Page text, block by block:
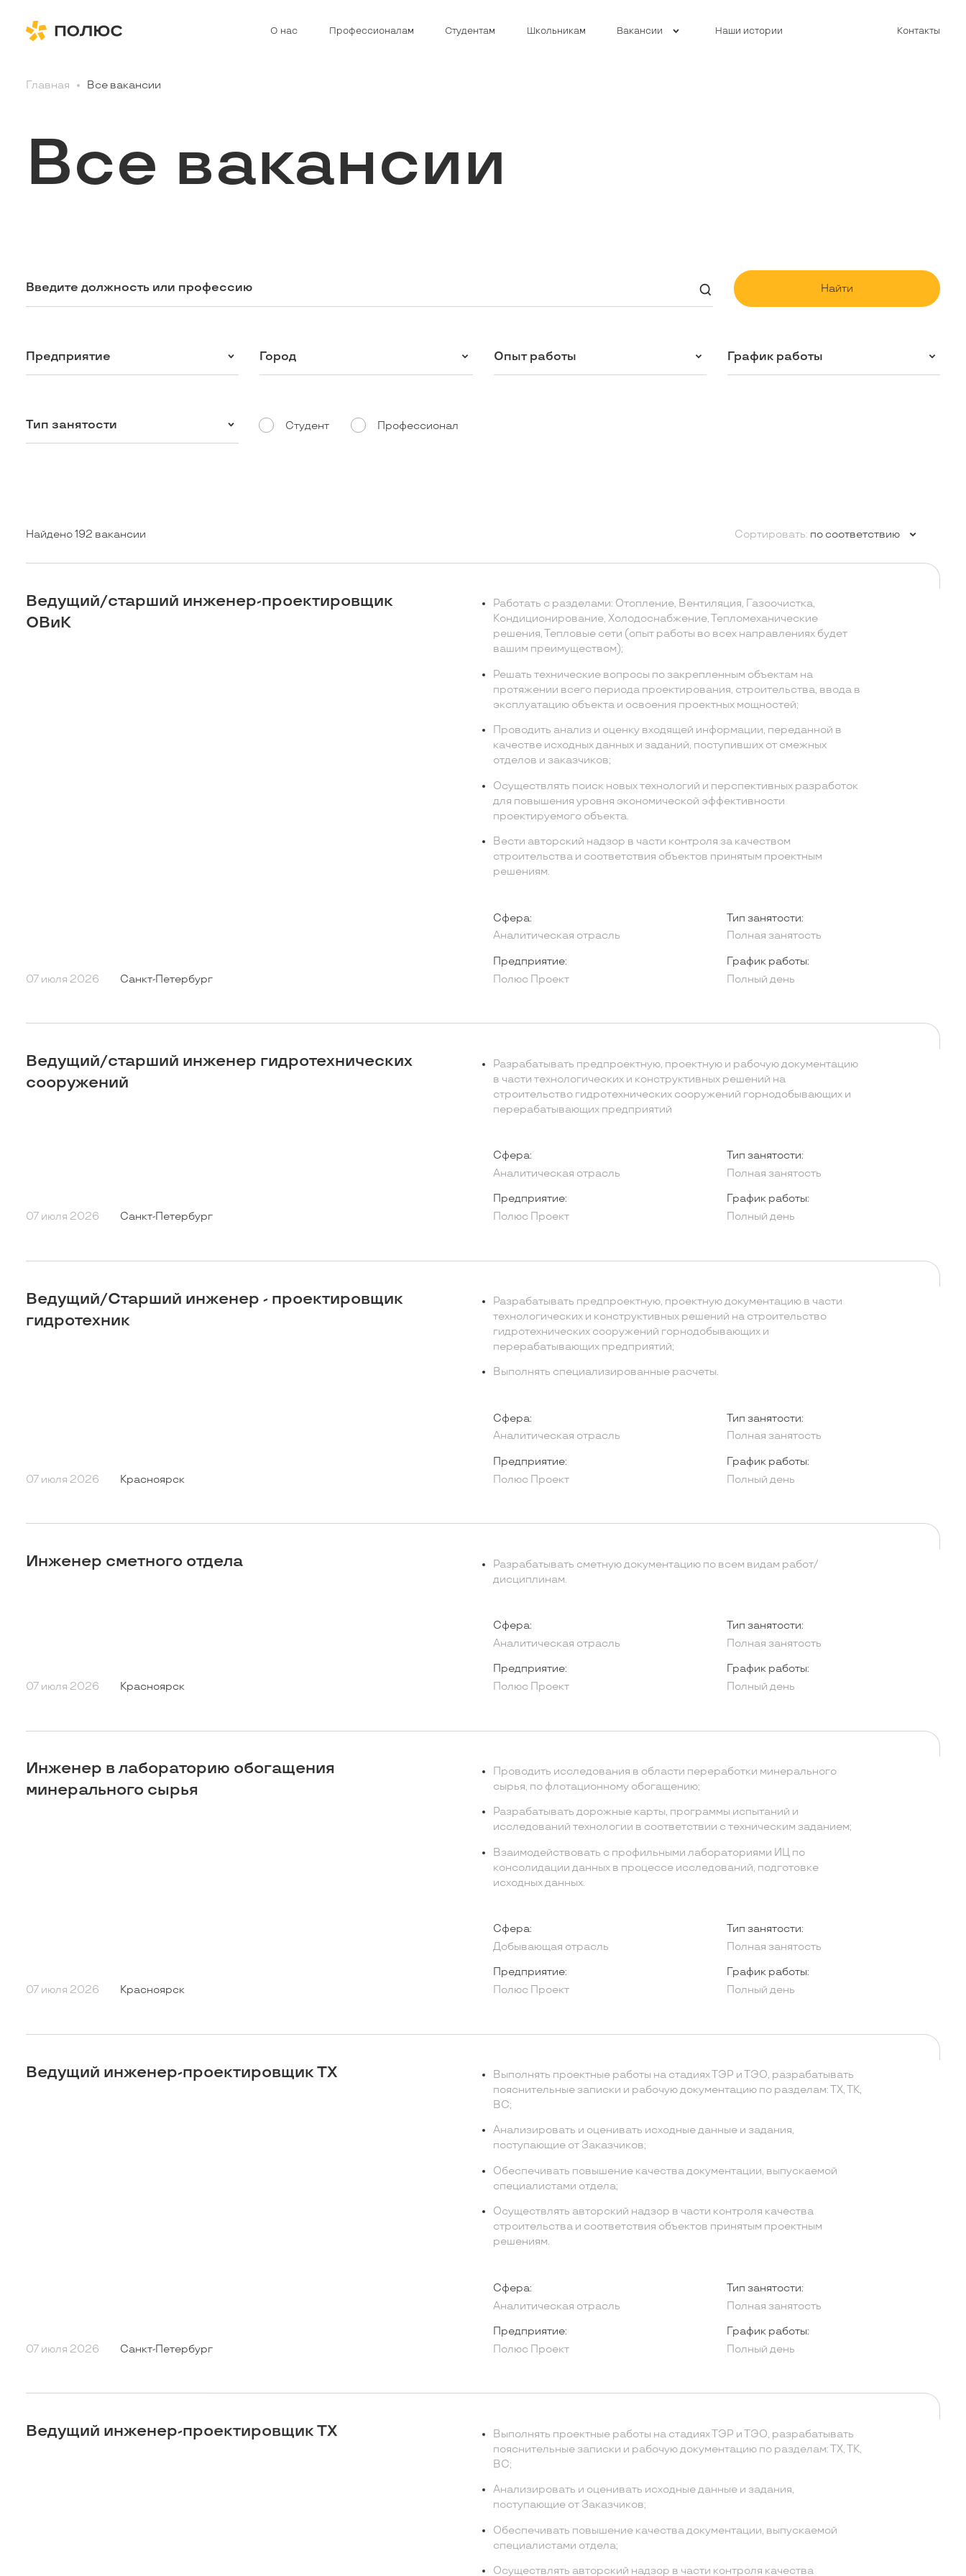
О нас Профессионалам Студентам Школьникам Вакансии Наши истории Контакты
Главная Все вакансии
Все вакансии
Найти
Предприятие Город Опыт работы График работы
Тип занятости Студент Профессионал
Сортировать: по соответствию
Найдено 192 вакансии
Ведущий/старший инженер-проектировщик
ОВиК
Работать с разделами: Отопление, Вентиляция, Газоочистка,
Кондиционирование, Холодоснабжение, Тепломеханические
решения, Тепловые сети (опыт работы во всех направлениях будет
вашим преимуществом);
Решать технические вопросы по закрепленным объектам на
протяжении всего периода проектирования, строительства, ввода в
эксплуатацию объекта и освоения проектных мощностей;
Проводить анализ и оценку входящей информации, переданной в
качестве исходных данных и заданий, поступивших от смежных
отделов и заказчиков;
Осуществлять поиск новых технологий и перспективных разработок
для повышения уровня экономической эффективности
проектируемого объекта.
Вести авторский надзор в части контроля за качеством
строительства и соответствия объектов принятым проектным
решениям.
Сфера:
Аналитическая отрасль
Тип занятости:
Полная занятость
Предприятие:
Полюс Проект
График работы:
Полный день
07 июля 2026 Санкт-Петербург
Ведущий/старший инженер гидротехнических
сооружений
Разрабатывать предпроектную, проектную и рабочую документацию
в части технологических и конструктивных решений на
строительство гидротехнических сооружений горнодобывающих и
перерабатывающих предприятий
Сфера:
Аналитическая отрасль
Тип занятости:
Полная занятость
Предприятие:
Полюс Проект
График работы:
Полный день
07 июля 2026 Санкт-Петербург
Ведущий/Старший инженер - проектировщик
гидротехник
Разрабатывать предпроектную, проектную документацию в части
технологических и конструктивных решений на строительство
гидротехнических сооружений горнодобывающих и
перерабатывающих предприятий;
Выполнять специализированные расчеты.
Сфера:
Аналитическая отрасль
Тип занятости:
Полная занятость
Предприятие:
Полюс Проект
График работы:
Полный день
07 июля 2026 Красноярск
Инженер сметного отдела
Разрабатывать сметную документацию по всем видам работ/
дисциплинам.
Сфера:
Аналитическая отрасль
Тип занятости:
Полная занятость
Предприятие:
Полюс Проект
График работы:
Полный день
07 июля 2026 Красноярск
Инженер в лабораторию обогащения
минерального сырья
Проводить исследования в области переработки минерального
сырья, по флотационному обогащению;
Разрабатывать дорожные карты, программы испытаний и
исследований технологии в соответствии с техническим заданием;
Взаимодействовать с профильными лабораториями ИЦ по
консолидации данных в процессе исследований, подготовке
исходных данных.
Сфера:
Добывающая отрасль
Тип занятости:
Полная занятость
Предприятие:
Полюс Проект
График работы:
Полный день
07 июля 2026 Красноярск
Ведущий инженер-проектировщик ТХ
Выполнять проектные работы на стадиях ТЭР и ТЭО, разрабатывать
пояснительные записки и рабочую документацию по разделам: ТХ, ТК,
ВС;
Анализировать и оценивать исходные данные и задания,
поступающие от Заказчиков;
Обеспечивать повышение качества документации, выпускаемой
специалистами отдела;
Осуществлять авторский надзор в части контроля качества
строительства и соответствия объектов принятым проектным
решениям.
Сфера:
Аналитическая отрасль
Тип занятости:
Полная занятость
Предприятие:
Полюс Проект
График работы:
Полный день
07 июля 2026 Санкт-Петербург
Ведущий инженер-проектировщик ТХ
Выполнять проектные работы на стадиях ТЭР и ТЭО, разрабатывать
пояснительные записки и рабочую документацию по разделам: ТХ, ТК,
ВС;
Анализировать и оценивать исходные данные и задания,
поступающие от Заказчиков;
Обеспечивать повышение качества документации, выпускаемой
специалистами отдела;
Осуществлять авторский надзор в части контроля качества